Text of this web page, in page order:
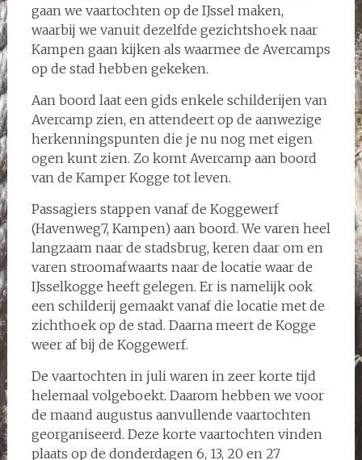
gaan we vaartochten op de IJssel maken,
waarbij we vanuit dezelfde gezichtshoek naar
Kampen gaan kijken als waarmee de Avercamps
op de stad hebben gekeken.
Aan boord laat een gids enkele schilderijen van
Avercamp zien, en attendeert op de aanwezige
herkenningspunten die je nu nog met eigen
ogen kunt zien. Zo komt Avercamp aan boord
van de Kamper Kogge tot leven.
Passagiers stappen vanaf de Koggewerf
(Havenweg7, Kampen) aan boord. We varen heel
langzaam naar de stadsbrug, keren daar om en
varen stroomafwaarts naar de locatie waar de
IJsselkogge heeft gelegen. Er is namelijk ook
een schilderij gemaakt vanaf die locatie met de
zichthoek op de stad. Daarna meert de Kogge
weer af bij de Koggewerf.
De vaartochten in juli waren in zeer korte tijd
helemaal volgeboekt. Daarom hebben we voor
de maand augustus aanvullende vaartochten
georganiseerd. Deze korte vaartochten vinden
plaats op de donderdagen 6, 13, 20 en 27